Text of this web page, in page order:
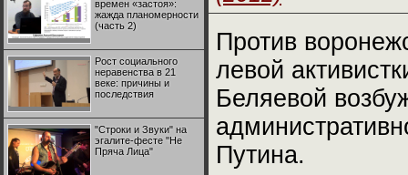
времен «застоя»:
жажда планомерности
(часть 2)
Рост социального
неравенства в 21
веке: причины и
последствия
"Строки и Звуки" на
эгалите-фесте "Не
Пряча Лица"
Против
левой
Беляевой
Путина.